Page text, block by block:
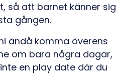
så att barnet känner sig
gången.
ändå komma överens
om bara några dagar,
en play date där du